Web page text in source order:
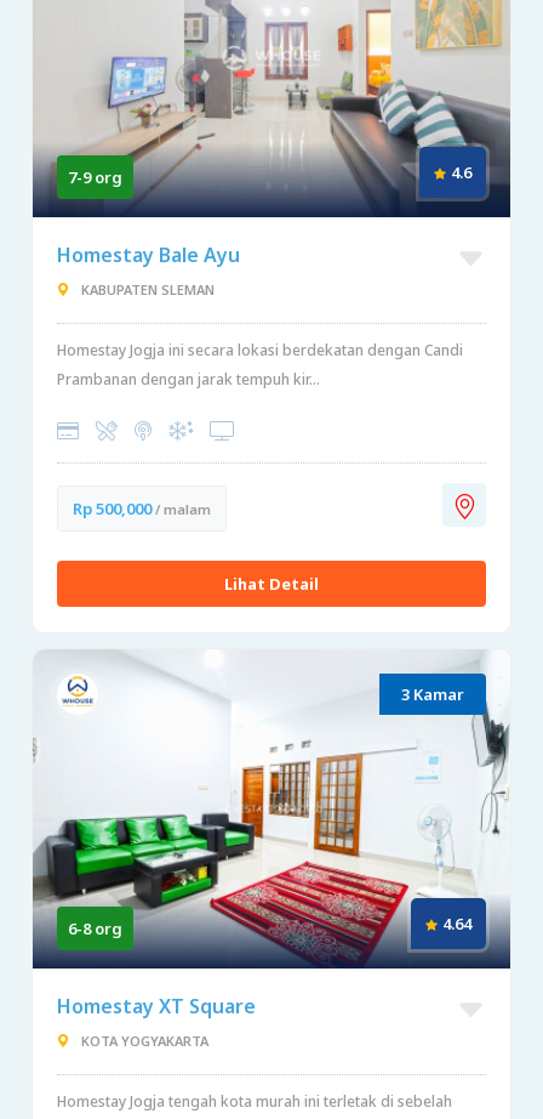
7-9 org 4.6
Homestay Bale Ayu
KABUPATEN SLEMAN
Homestay Jogja ini secara lokasi berdekatan dengan Candi
Prambanan dengan jarak tempuh kir...
Rp 500,000/ malam
Lihat Detail
3 Kamar
6-8 org 4.64
Homestay XT Square
KOTA YOGYAKARTA
Homestay Jogja tengah kota murah ini terletak di sebelah